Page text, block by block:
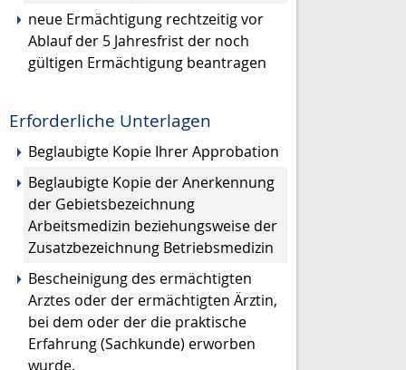
neue Ermächtigung rechtzeitig vor
Ablauf der 5 Jahresfrist der noch
gültigen Ermächtigung beantragen
Erforderliche Unterlagen
Beglaubigte Kopie Ihrer Approbation
Beglaubigte Kopie der Anerkennung
der Gebietsbezeichnung
Arbeitsmedizin beziehungsweise der
Zusatzbezeichnung Betriebsmedizin
Bescheinigung des ermächtigten
Arztes oder der ermächtigten Ärztin,
bei dem oder der die praktische
Erfahrung (Sachkunde) erworben
wurde.